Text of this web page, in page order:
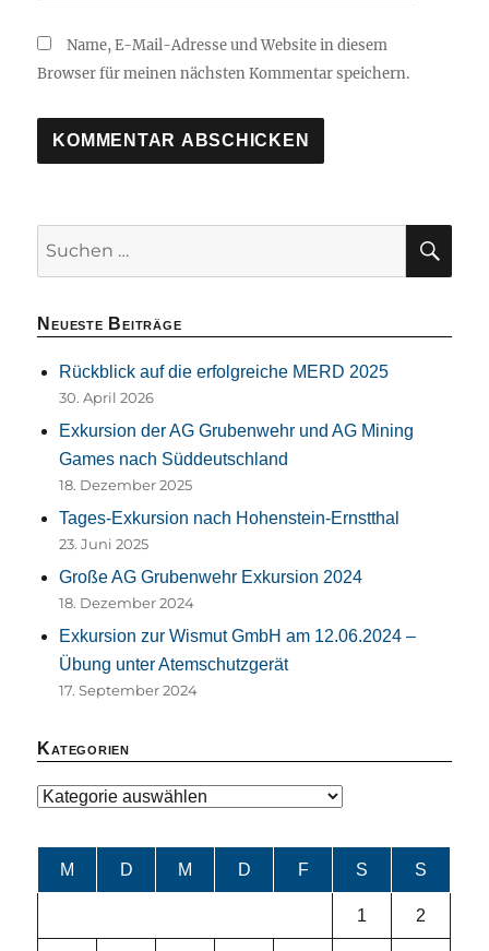
Name, E-Mail-Adresse und Website in diesem
Browser für meinen nächsten Kommentar speichern.
Neueste Beiträge
Rückblick auf die erfolgreiche MERD 2025
30. April 2026
Exkursion der AG Grubenwehr und AG Mining
Games nach Süddeutschland
18. Dezember 2025
Tages-Exkursion nach Hohenstein-Ernstthal
23. Juni 2025
Große AG Grubenwehr Exkursion 2024
18. Dezember 2024
Exkursion zur Wismut GmbH am 12.06.2024 –
Übung unter Atemschutzgerät
17. September 2024
Kategorien
Kategorien
M D M D F S S
1 2